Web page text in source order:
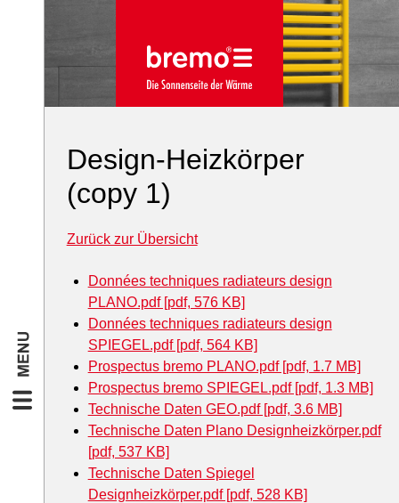
Design-Heizkörper
(copy 1)
Zurück zur Übersicht
Données techniques radiateurs design
PLANO.pdf [pdf, 576 KB]
Données techniques radiateurs design
SPIEGEL.pdf [pdf, 564 KB]
Prospectus bremo PLANO.pdf [pdf, 1.7 MB]
Prospectus bremo SPIEGEL.pdf [pdf, 1.3 MB]
Technische Daten GEO.pdf [pdf, 3.6 MB]
Technische Daten Plano Designheizkörper.pdf
[pdf, 537 KB]
Technische Daten Spiegel
Designheizkörper.pdf [pdf, 528 KB]